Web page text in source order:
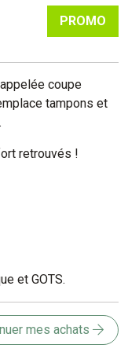
PROMO
coupe
tampons et
retrouvés !
et GOTS.
mes achats